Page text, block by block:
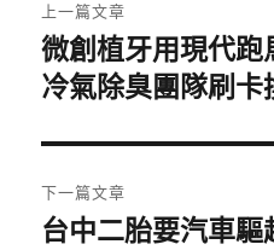
章
導
覽
上一篇文章
上
一
文
章:
微創植牙用現代跑
冷氣除臭團隊刷卡
下一篇文章
下
台中二胎要汽車